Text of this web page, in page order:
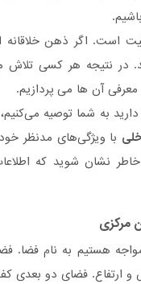
است. اگر ذهن خلاقانه
در نتیجه هر کسی تلاش
معرفی آن ها می پردازیم.
دارید به شما توصیه
با ویژگی‌های مدنظر
خاطر نشان شوید که
مرکزی
هستیم به نام
فضای دو بعدی